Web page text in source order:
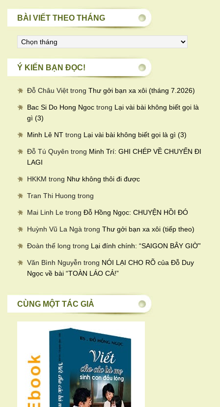
BÀI VIẾT THEO THÁNG
viết
theo
thángÝ KIẾN BẠN ĐỌC!
Đỗ Châu Việt trong Thư gởi bạn xa xôi (tháng 7.2026)
Bac Si Do Hong Ngoc trong Lại vài bài không biết gọi là
gì (3)
Minh Lê NT trong Lại vài bài không biết gọi là gì (3)
Đỗ Tú Quyên trong Minh Trí: GHI CHÉP VỀ CHUYẾN ĐI
LAGI
HKKM trong Như không thôi đi được
Tran Thi Huong trong
Mai Linh Le trong Đỗ Hồng Ngọc: CHUYỆN HỒI ĐÓ
Huỳnh Vũ La Ngà trong Thư gởi bạn xa xôi (tiếp theo)
Đoàn thế long trong Lại đính chính: “SAIGON BÂY GIỜ”
Văn Bình Nguyễn trong NÓI LẠI CHO RÕ của Đỗ Duy
Ngọc về bài “TOÀN LÁO CẢ!”
CÙNG MỘT TÁC GIẢ